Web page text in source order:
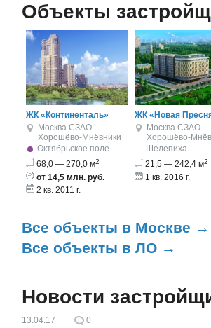
Объекты
ЖК «Континенталь»
Москва СЗАО
Хорошёво-Мнёвники
Октябрьское поле
68,0 — 270,0 м2
от 14,5 млн. руб.
2 кв. 2011 г.
ЖК «Новая
Москва СЗАО
Хорошёво-
Шелепиха
21,5 — 242,4 м2
1 кв. 2016 г.
Все объекты в Москве →
Все объекты в ЛО →
Новости
13.04.17
0